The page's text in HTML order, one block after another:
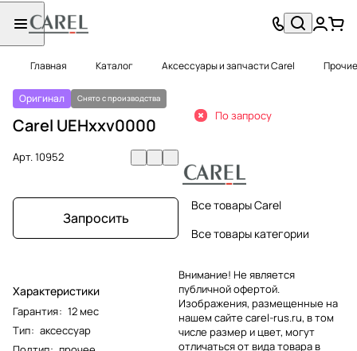
Главная Каталог Аксессуары и запчасти Carel
Оригинал Снято с производства
Carel UEHxxv0000
Арт.10952
Запросить
Характеристики
Гарантия: 12 мес
Тип: аксессуар
По запросу
Все товары Carel
Все товары категории
Внимание! Не является
публичной офертой.
Изображения, размещенные на
нашем сайте carel-rus.ru, в том
числе размер и цвет, могут
отличаться от вида товара в